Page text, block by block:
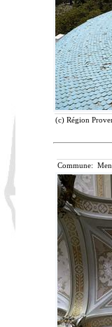
(c) Région
Commune: